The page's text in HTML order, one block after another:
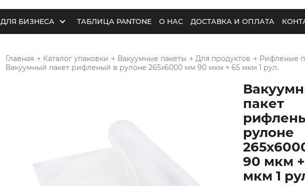
ДЛЯ БИЗНЕСА ТАБЛИЦА PANTONE О НАС ДОСТАВКА И ОПЛАТА
Главная → Каталог упаковки → Вакуумные пакеты → Для продуктов → Рифленые
Вакуумный пакет рифленый в рулоне 265х6000 мм 90 мкм + 65 мкм 1 рул.
пакет
рулоне
90 мкм
мкм 1